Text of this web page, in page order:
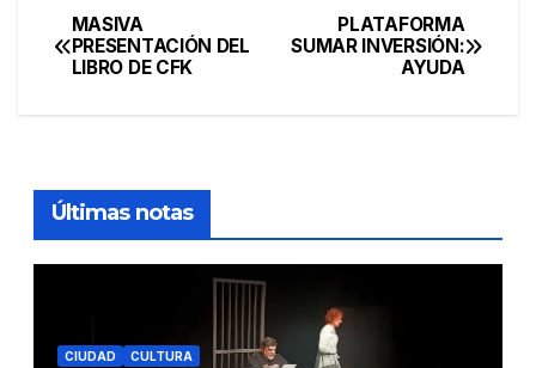
Navegación
de
PLATAFORMA
SUMAR INVERSIÓN:
AYUDA
MASIVA
PRESENTACIÓN DEL
LIBRO DE CFK
Últimas notas
CIUDAD CULTURA